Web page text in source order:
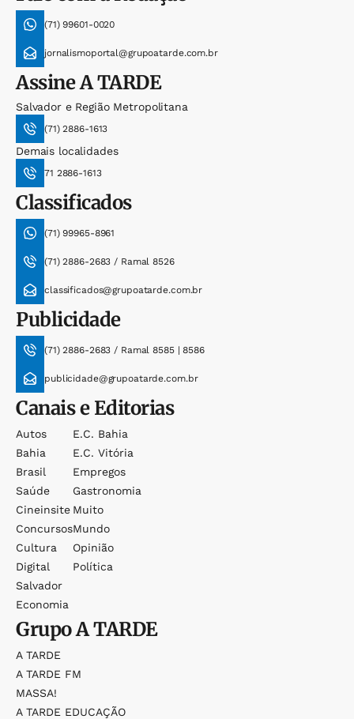
(71) 99601-0020
jornalismoportal@grupoatarde.com.br
AssineA TARDE
Salvador e Região Metropolitana
(71) 2886-1613
Demais localidades
71 2886-1613
Classificados
(71) 99965-8961
(71) 2886-2683 / Ramal 8526
classificados@grupoatarde.com.br
Publicidade
(71) 2886-2683 / Ramal 8585 | 8586
publicidade@grupoatarde.com.br
Canais e Editorias
Autos
Bahia
Brasil
Saúde
Cineinsite
Concursos
Cultura
Digital
Salvador
Economia
E.c. Bahia
E.c. Vitória
Empregos
Gastronomia
Muito
Mundo
Opinião
Política
GrupoA TARDE
A TARDE
A TARDE FM
MASSA!
A TARDE EDUCAÇÃO